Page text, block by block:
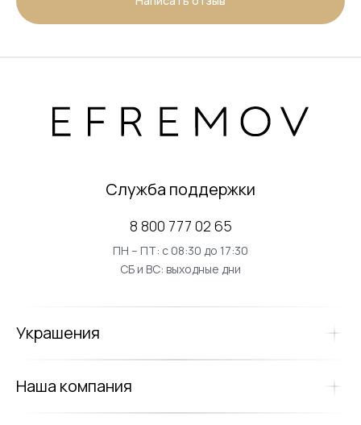
Служба поддержки
8 800 777 02 65
ПН – ПТ: с 08:30 до 17:30
СБ и ВС: выходные дни
Украшения
Наша компания